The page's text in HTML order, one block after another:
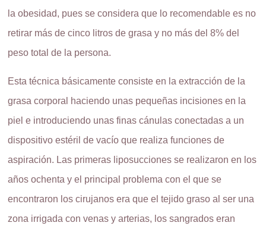
la obesidad, pues se considera que lo recomendable es no
retirar más de cinco litros de grasa y no más del 8% del
peso total de la persona.
Esta técnica básicamente consiste en la extracción de la
grasa corporal haciendo unas pequeñas incisiones en la
piel e introduciendo unas finas cánulas conectadas a un
dispositivo estéril de vacío que realiza funciones de
aspiración. Las primeras liposucciones se realizaron en los
años ochenta y el principal problema con el que se
encontraron los cirujanos era que el tejido graso al ser una
zona irrigada con venas y arterias, los sangrados eran